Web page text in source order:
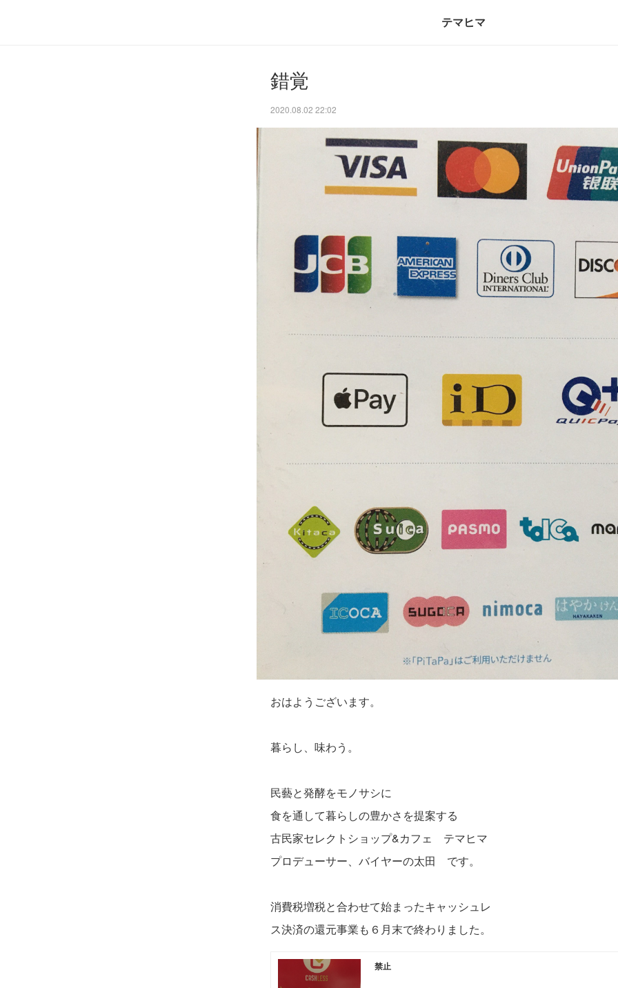
テマヒマ
錯覚
2020.08.02 22:02
おはようございます。
暮らし、味わう。
民藝と発酵をモノサシに
食を通して暮らしの豊かさを提案する
古民家セレクトショップ&カフェ テマヒマ
プロデューサー、バイヤーの太田 です。
消費税増税と合わせて始まったキャッシュレ
ス決済の還元事業も６月末で終わりました。
禁止